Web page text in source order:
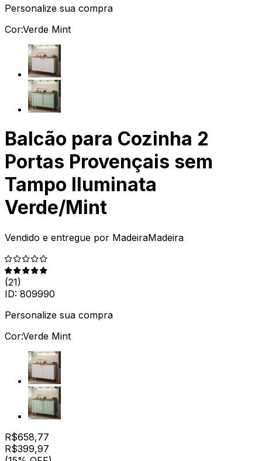
Personalize sua compra
Cor:Verde Mint
Balcão para Cozinha 2
Portas Provençais sem
Tampo Iluminata
Verde/Mint
Vendido e entregue por MadeiraMadeira
(21)
ID: 809990
Personalize sua compra
Cor:Verde Mint
R$658,77
R$399,97